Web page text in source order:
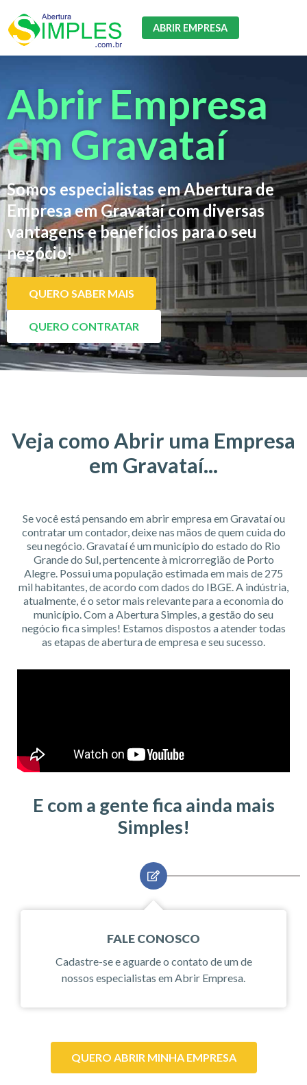
ABRIR EMPRESA
Abrir Empresa
em Gravataí
Somos especialistas em Abertura de
Empresa em Gravataí com diversas
vantagens e benefícios para o seu
negócio!
QUERO SABER MAIS
QUERO CONTRATAR
Veja como Abrir uma Empresa
em Gravataí...
Se você está pensando em abrir empresa em Gravataí ou
contratar um contador, deixe nas mãos de quem cuida do
seu negócio. Gravataí é um município do estado do Rio
Grande do Sul, pertencente à microrregião de Porto
Alegre. Possui uma população estimada em mais de 275
mil habitantes, de acordo com dados do IBGE. A indústria,
atualmente, é o setor mais relevante para a economia do
município. Com a Abertura Simples, a gestão do seu
negócio fica simples! Estamos dispostos a atender todas
as etapas de abertura de empresa e seu sucesso.
E com a gente fica ainda mais
Simples!
FALE CONOSCO
Cadastre-se e aguarde o contato de um de
nossos especialistas em Abrir Empresa.
QUERO ABRIR MINHA EMPRESA